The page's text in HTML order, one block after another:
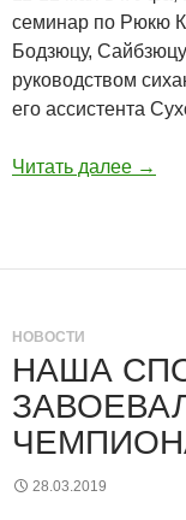
семинар по Рюкю
Бодзюцу,
руководством
его ассистента
Читать далее →
НОВОСТИ
НАША
28.03.2019